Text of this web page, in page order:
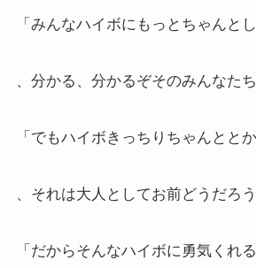
「みんなハイボにもっとちゃんとし
、分かる、分かるぞそのみんなたち
「でもハイボきっちりちゃんとと
、それは大人としてお前どうだろう
「だからそんなハイボに勇気くれ